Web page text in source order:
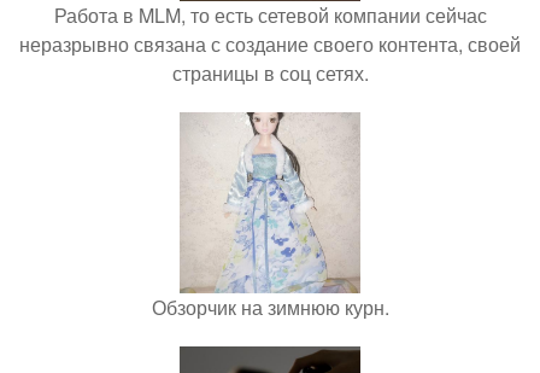
Работа в MLM, то есть сетевой компании сейчас
неразрывно связана с создание своего контента, своей
страницы в соц сетях.
Обзорчик на зимнюю курн.